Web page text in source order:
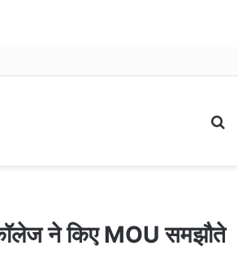
कॉलेज ने किए MOU समझौते